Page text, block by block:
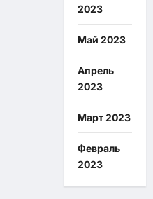
2023
Май 2023
Апрель
2023
Март 2023
Февраль
2023